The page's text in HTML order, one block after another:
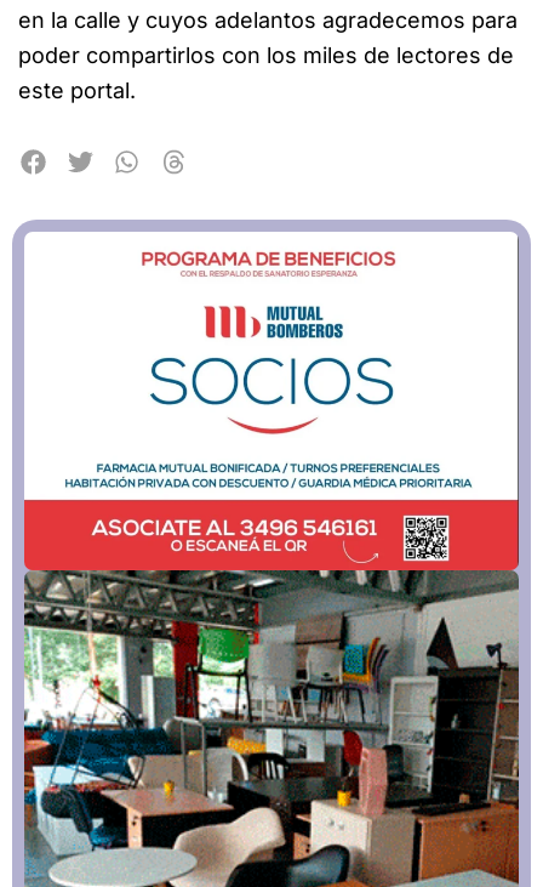
en la calle y cuyos adelantos agradecemos para
poder compartirlos con los miles de lectores de
este portal.